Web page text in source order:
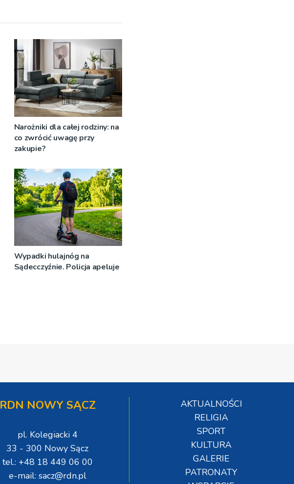
Narożniki dla całej rodziny: na
co zwrócić uwagę przy
zakupie?
Wypadki hulajnóg na
Sądecczyźnie. Policja apeluje
RDN NOWY SĄCZ
pl. Kolegiacki 4
33 - 300 Nowy Sącz
tel.: +48 18 449 06 00
e-mail: sacz@rdn.pl
AKTUALNOŚCI
RELIGIA
SPORT
KULTURA
GALERIE
PATRONATY